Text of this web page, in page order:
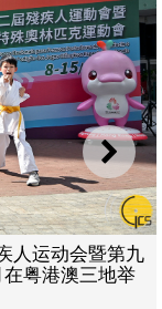
下一
人运动会暨第九
粤港澳三地举